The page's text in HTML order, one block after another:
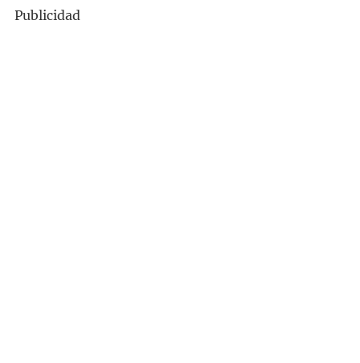
Publicidad